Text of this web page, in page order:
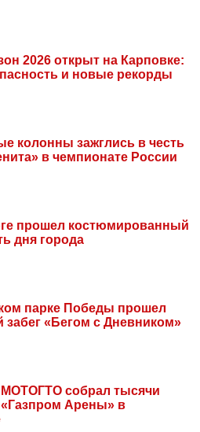
2026 открыт на Карповке:
и новые рекорды
колонны зажглись в честь
в чемпионате России
прошел костюмированный
дня города
парке Победы прошел
«Бегом с Дневником»
собрал тысячи
«Газпром Арены» в